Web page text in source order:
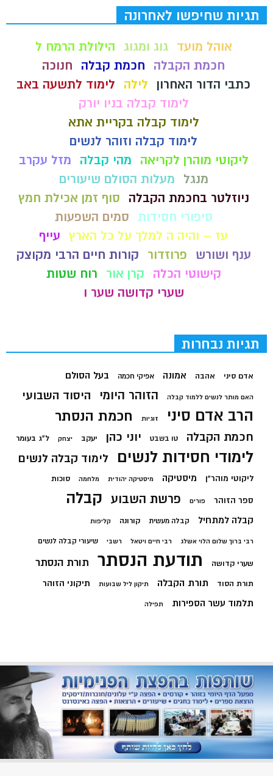
תגיות שחיפשו לאחרונה
אוהל מועד גוג ומגוג
הילולת הרמח ל
חכמת הקבלה
חכמת קבלה
חנוכה
כתבי הדור האחרון
לילה
לימוד לתשעה באב
לימוד קבלה בניו יורק
לימוד קבלה בקריית אתא
לימוד קבלה וזוהר לנשים
ליקוטי מוהרן לקריאה
מהי קבלה
מזל עקרב
מנגל
מעלות הסולם שיעורים
ניוזלטר בחכמת הקבלה
סוף זמן אכילת חמץ
סיפורי חסידות סמים השפעות
עז – והיה ה למלך על כל הארץ עייף
ענף ושורש
פרוזדור
קורות חיים הרבי מקוצק
קישוטי הכלה
קרן אור
רוח שטות
שערי קדושה שער ו
תגיות נבחרות
אדם סיני אהבה אמונה אפיקי חכמה בעל הסולם
האם מותר לנשים ללמוד קבלה הזוהר היומי היסוד השבועי
הרב אדם סיני זוגיות חכמת הנסתר
חכמת הקבלה טו בשבט יוני כהן יעקב יצחק ל"ג בעומר
לימודי חסידות לנשים לימוד קבלה לנשים
ליקוטי מוהר"ן מיסטיקה מיסטיקה יהודית מלחמה סוכות
ספר הזוהר פורים פרשת השבוע קבלה
קבלה למתחיל קבלה מעשית קורונה קליפות
רבי ברוך שלום הלוי אשלג רבי חיים ויטאל רשבי שיעורי קבלה לנשים
שערי קדושה תודעת הנסתר תורת הנסתר
תורת הסוד תורת הקבלה תיקון ליל שבועות תיקוני הזוהר
תלמוד עשר הספירות תפילה